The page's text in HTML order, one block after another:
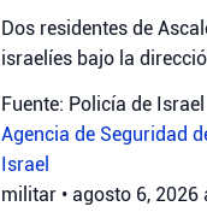
Dos residentes de
israelíes bajo la
Fuente: Policía de Israel
Agencia de Seguridad
Israel
militar • agosto 6, 2026